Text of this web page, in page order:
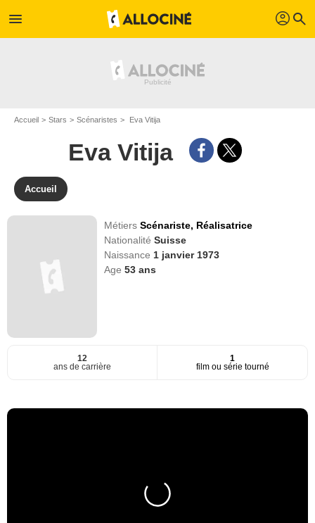
menu profil search
Accueil Stars Scénaristes Eva Vitija
Eva Vitija
Accueil
MétiersScénariste, Réalisatrice
NationalitéSuisse
Naissance 1 janvier 1973
Age53 ans
12
ans de carrière
1
film ou série tourné